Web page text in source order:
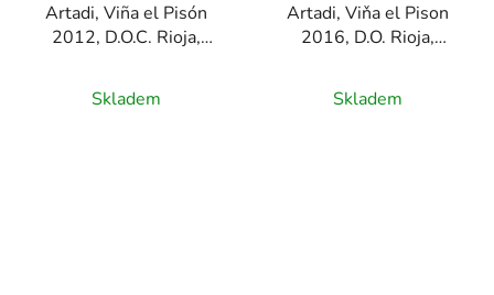
Artadi, Viña el Pisón
2012, D.O.C. Rioja,
Skladem
Artadi, Viňa el Pison
2016, D.O. Rioja,
Skladem